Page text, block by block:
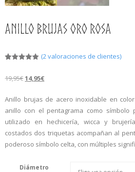
Anillo Brujas Oro Rosa
de 5 en
s de
(2valoraciones de clientes)
19,95€14,95€
Anillo brujas de acero inoxidable en
anillo con el pentagrama como símbolo
utilizado en hechicería, wicca y
costados dos triquetas acompañan al
poderoso símbolo celta, con múltiples
Diámetro